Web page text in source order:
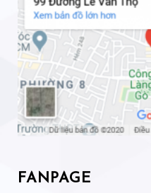
FANPAGE